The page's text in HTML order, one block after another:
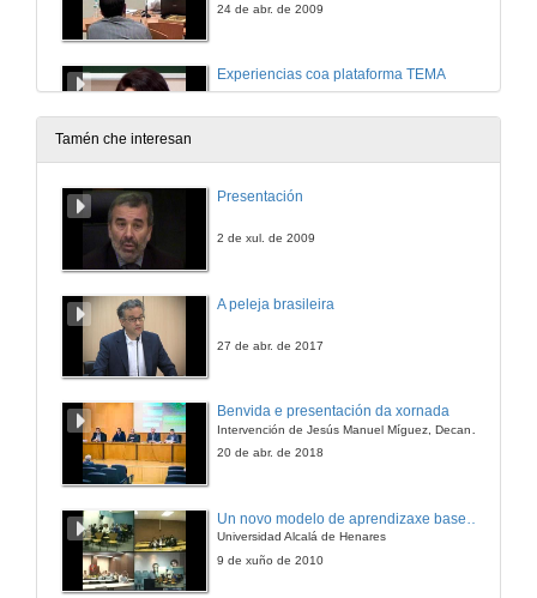
24 de abr. de 2009
Experiencias coa plataforma TEMA
24 de abr. de 2009
24 de abr. de 2009
24 de abr. de 2009
Tamén che interesan
Presentación
2 de xul. de 2009
A peleja brasileira
27 de abr. de 2017
Benvida e presentación da xornada
20 de abr. de 2018
Universidad Alcalá de Henares
9 de xuño de 2010